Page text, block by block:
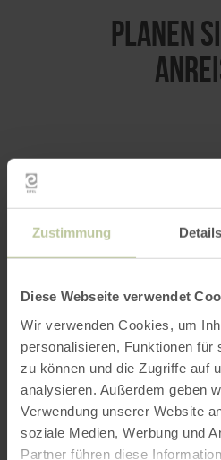
Zustimmung Details
Diese Webseite verwendet
Wir verwenden Cookies, um
personalisieren, Funktionen für
zu können und die Zugriffe auf
analysieren. Außerdem geben
Verwendung unserer Website
soziale Medien, Werbung und
Partner führen diese
PLANEN
Anfahrt von: